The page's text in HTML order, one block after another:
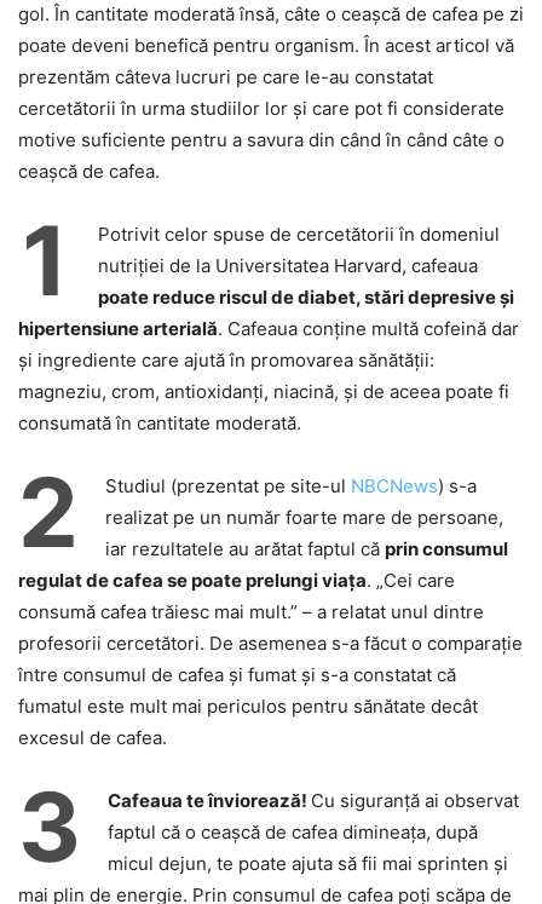
gol. În cantitate moderată însă, câte o ceașcă de cafea pe zi
poate deveni benefică pentru organism. În acest articol vă
prezentăm câteva lucruri pe care le-au constatat
cercetătorii în urma studiilor lor și care pot fi considerate
motive suficiente pentru a savura din când în când câte o
ceașcă de cafea.
1
Potrivit celor spuse de cercetătorii în domeniul
nutriției de la Universitatea Harvard, cafeaua
poate reduce riscul de diabet, stări depresive și
hipertensiune arterială. Cafeaua conține multă cofeină dar
și ingrediente care ajută în promovarea sănătății:
magneziu, crom, antioxidanți, niacină, și de aceea poate fi
consumată în cantitate moderată.
2 Studiul (prezentat pe site-ul NBCNews) s-a
realizat pe un număr foarte mare de persoane,
iar rezultatele au arătat faptul că prin consumul
regulat de cafea se poate prelungi viața. „Cei care
consumă cafea trăiesc mai mult.” – a relatat unul dintre
profesorii cercetători. De asemenea s-a făcut o comparație
între consumul de cafea și fumat și s-a constatat că
fumatul este mult mai periculos pentru sănătate decât
excesul de cafea.
3 Cafeaua te înviorează! Cu siguranță ai observat
faptul că o ceașcă de cafea dimineața, după
micul dejun, te poate ajuta să fii mai sprinten și
mai plin de energie. Prin consumul de cafea poți scăpa de